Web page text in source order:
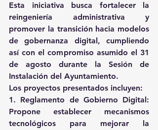
Esta iniciativa busca fortalecer la
reingeniería administrativa y
promover la transición hacia modelos
de gobernanza digital, cumpliendo
así con el compromiso asumido el 31
de agosto durante la Sesión de
Instalación del Ayuntamiento.
Los proyectos presentados incluyen:
1. Reglamento de Gobierno Digital:
Propone establecer mecanismos
tecnológicos para mejorar la